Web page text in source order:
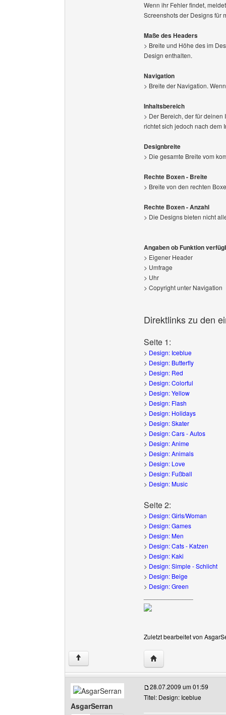
Wenn ihr Fehler findet,
Screenshots der Designs für
Maße des Headers
> Breite und Höhe des im
Design enthalten.
Navigation
> Breite der Navigation.
Inhaltsbereich
> Der Bereich, der für
richtet sich jedoch nach dem
Designbreite
> Die gesamte Breite vom
Rechte Boxen - Breite
> Breite von den rechten
Rechte Boxen - Anzahl
> Die Designs bieten nicht
Angaben ob Funktion
> Eigener Header
> Umfrage
> Uhr
> Copyright unter Navigation
Direktlinks zu den
Seite 1:
> Design: Iceblue
> Design: Butterfly
> Design: Red
> Design: Colorful
> Design: Yellow
> Design: Flash
> Design: Holidays
> Design: Skater
> Design: Cars - Autos
> Design: Anime
> Design: Animals
> Design: Love
> Design: Fußball
> Design: Music
Seite 2:
> Design: Girls/Woman
> Design: Games
> Design: Men
> Design: Cats - Katzen
> Design: Kaki
> Design: Simple - Schlicht
> Design: Beige
> Design: Green
Zuletzt bearbeitet von
↑ Website dieses
AsgarSerran
28.07.2009 um 01:59
Titel: Design: Iceblue